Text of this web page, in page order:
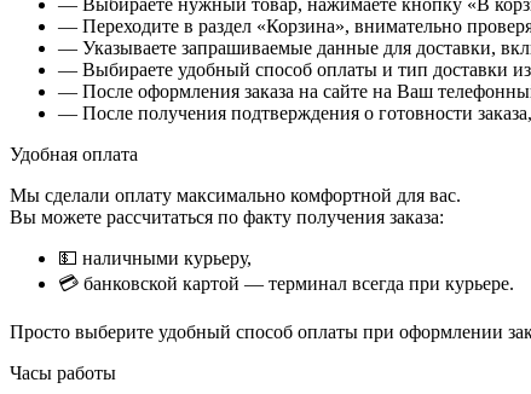
— Выбираете нужный товар, нажимаете кнопку «В
— Переходите в раздел «Корзина», внимательно
— Указываете запрашиваемые данные для доставки,
— Выбираете удобный способ оплаты и тип доставки
— После оформления заказа на сайте на Ваш
— После получения подтверждения о готовности
Удобная оплата
Мы сделали оплату максимально комфортной для вас.
Вы можете рассчитаться по факту получения заказа:
💵 наличными курьеру,
💳 банковской картой — терминал всегда при курьере.
Просто выберите удобный способ оплаты при оформлении
Часы работы